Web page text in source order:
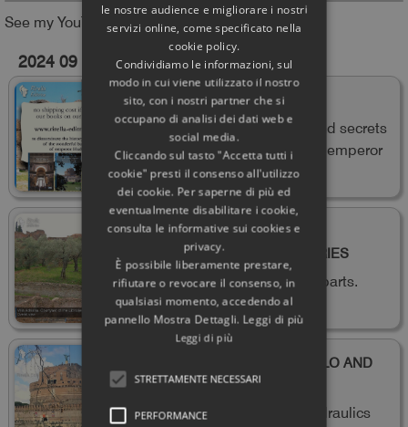
See my YouTube Channel
2024 09
FREE SHIPPING IN ITALY
to disseminate the history and secrets
of the wonderful buildings of emperor
Hadrian
TIVOLI. VILLA ADRIANA. THE
COURTYARD OF THE LIBRARIES
Still to be explored in some parts.
ROME. CASTEL SANT’ANGELO AND
ITS AELIUS BRIDGE
A masterpiece of ancient hydraulics
le nostre audience e migliorare i nostri
servizi online, come specificato nella
cookie policy.
Condividiamo le informazioni, sul
modo in cui viene utilizzato il nostro
sito, con i nostri partner che si
occupano di analisi dei dati web e
social media.
Cliccando sul tasto "Accetta tutti i
cookie" presti il consenso all'utilizzo
dei cookie. Per saperne di più ed
eventualmente disabilitare i cookie,
consulta le informative sui cookies e
privacy.
È possibile liberamente prestare,
rifiutare o revocare il consenso, in
qualsiasi momento, accedendo al
pannello Mostra Dettagli. Leggi di più
Leggi di più
STRETTAMENTE NECESSARI
PERFORMANCE